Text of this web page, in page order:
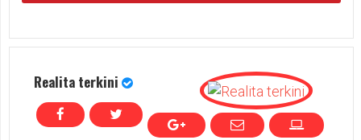
Realita terkini